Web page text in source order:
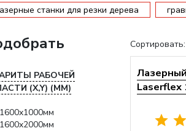
станки для резки дерева
Сортировать:
Laserflex
РАБОЧЕЙ
(X,Y) (ММ)
1600x1000мм
1600x2000мм